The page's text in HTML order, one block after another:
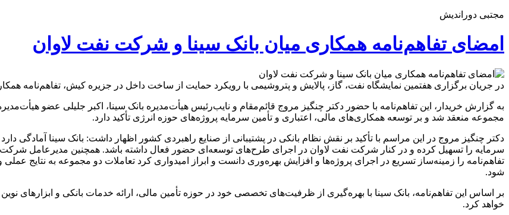
مجتبی دوراندیش
امضای تفاهم‌نامه همکاری میان بانک سینا و شرکت نفت لاوان
در جریان برگزاری هفتمین نمایشگاه نفت، گاز، پالایش و پتروشیمی با رویکرد حمایت از ساخت داخل در جزیره کیش، تفاهم‌نامه
به گزارش خریدار، این تفاهم‌نامه با حضور دکتر چنگیز مروج قائم‌مقام و نایب‌رئیس هیأت‌مدیره بانک سینا، اکبر جلیلی عضو
مجموعه منعقد شد و بر توسعه همکاری‌های مالی، اعتباری و تأمین سرمایه پروژه‌های حوزه انرژی تأکید دارد.
دکتر چنگیز مروج در این مراسم با تأکید بر نقش نظام بانکی در پشتیبانی از صنایع راهبردی کشور اظهار داشت: بانک سینا آمادگی
سرمایه را تسهیل کرده و در کنار شرکت نفت لاوان در اجرای طرح‌های توسعه‌ای حضور فعال داشته باشد. همچنین مدیرعامل شرکت
تفاهم‌نامه را زمینه‌ساز تسریع در اجرای پروژه‌ها و افزایش بهره‌وری دانست و ابراز امیدواری کرد تعاملات دو مجموعه به نتایج
شود.
بر اساس این تفاهم‌نامه، بانک سینا با بهره‌گیری از ظرفیت‌های تخصصی خود در حوزه تأمین مالی، ارائه خدمات بانکی و ابزارهای
خواهد کرد.